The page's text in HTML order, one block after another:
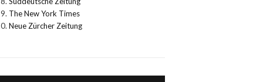
The New York Times
Neue Zürcher Zeitung